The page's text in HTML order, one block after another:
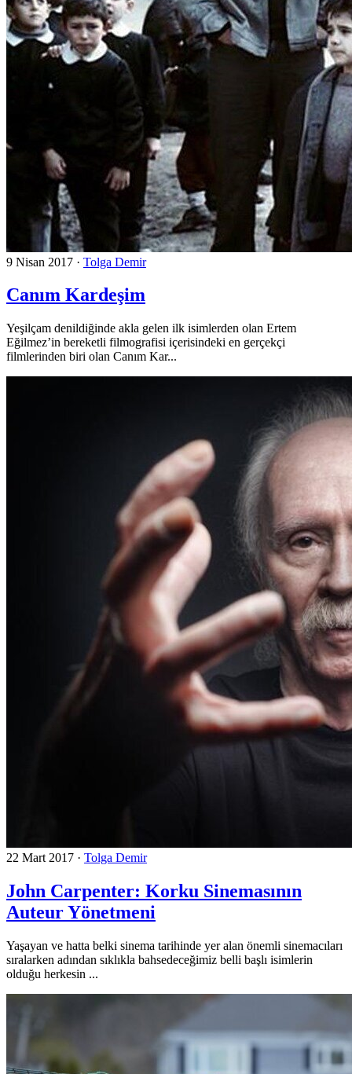
9 Nisan 2017 · Tolga Demir
Canım Kardeşim
Yeşilçam denildiğinde akla gelen ilk isimlerden olan Ertem
Eğilmez’in bereketli filmografisi içerisindeki en gerçekçi
filmlerinden biri olan Canım Kar...
22 Mart 2017 · Tolga Demir
John Carpenter: Korku Sinemasının
Auteur Yönetmeni
Yaşayan ve hatta belki sinema tarihinde yer alan önemli sinemacıları
sıralarken adından sıklıkla bahsedeceğimiz belli başlı isimlerin
olduğu herkesin ...